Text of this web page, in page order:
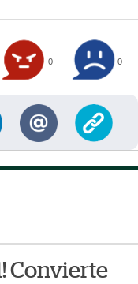
0 0
Convierte